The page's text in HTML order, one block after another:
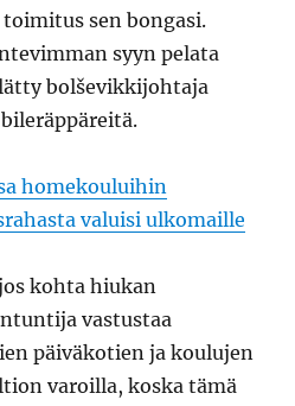
toimitus sen bongasi.
syyn pelata
bolševikkijohtaja
homekouluihin
valuisi ulkomaille
kohta hiukan
vastustaa
päiväkotien ja koulujen
varoilla, koska tämä